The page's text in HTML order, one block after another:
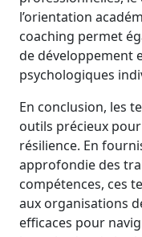
l’orientation
coaching permet
de développement
psychologiques
En conclusion, les
outils précieux
résilience. En
approfondie des
compétences, ces
aux organisations
efficaces pour